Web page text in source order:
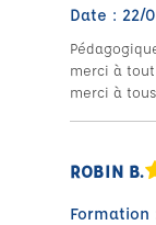
Date : 22/
merci à
merci à
ROBIN B.
Formation